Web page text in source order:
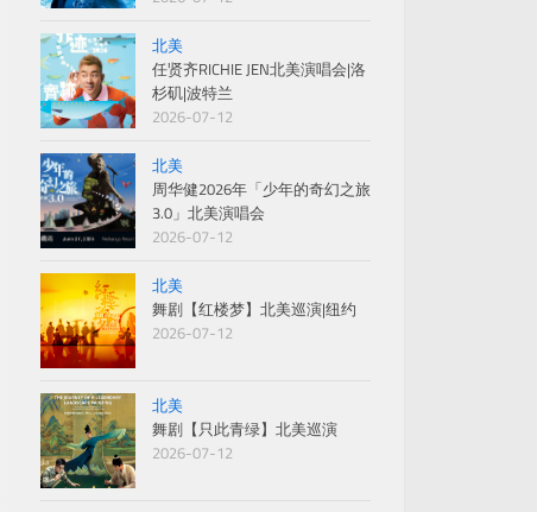
北美
任贤齐RICHIE JEN北美演唱会|洛
杉矶|波特兰
2026-07-12
北美
周华健2026年「少年的奇幻之旅
3.0」北美演唱会
2026-07-12
北美
舞剧【红楼梦】北美巡演|纽约
2026-07-12
北美
舞剧【只此青绿】北美巡演
2026-07-12